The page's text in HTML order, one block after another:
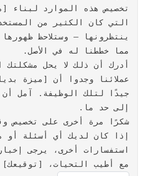
التي كان الكثير من
ينتظرونها – وستلاحظ
مما خططنا له في الأصل.
أدرك أن ذلك لا يحل مشكلتك
عملائنا وجدوا أن [ميزة
جيدًا لتلك الوظيفة. آمل
إلى حد ما.
شكرًا مرة أخرى على تخصيص
إذا كان لديك أي أسئلة أو
استفسارات أخرى، يرجى
مع أطيب التحيات، [توقيعك]